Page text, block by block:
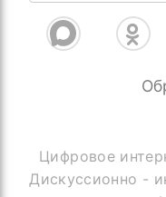
Цифровое
Дискуссионно -